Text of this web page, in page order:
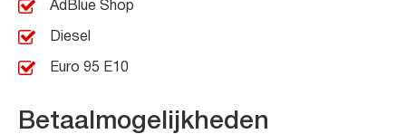
AdBlue Shop
Diesel
Euro 95 E10
Betaalmogelijkheden